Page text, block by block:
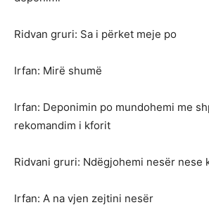
Ridvan gruri: Sa i përket meje po
Irfan: Mirë shumë
Irfan: Deponimin po mundohemi me
rekomandim i kforit
Ridvani gruri: Ndëgjohemi nesër nese
Irfan: A na vjen zejtini nesër